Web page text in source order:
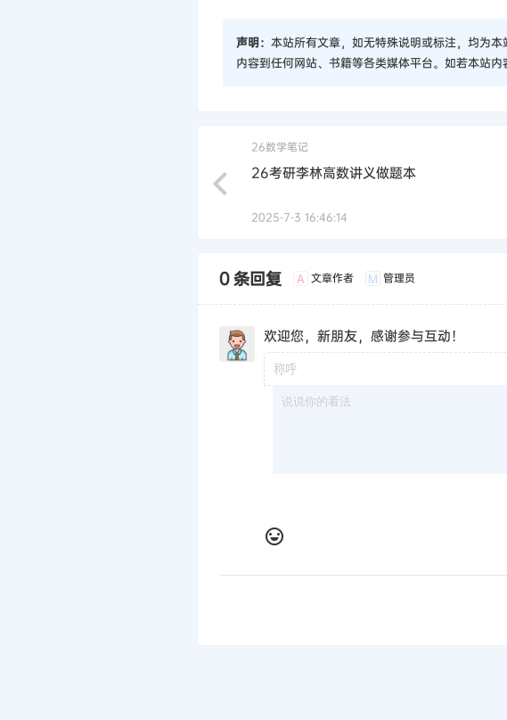
声明： 本站所有文章，如无特殊说明或标注，均为
内容到任何网站、书籍等各类媒体平台。如若本站
26数学笔记
26考研李林高数讲义做题本
2025-7-3 16:46:14
0 条回复 A 文章作者 M 管理员
欢迎您，新朋友，感谢参与互动！